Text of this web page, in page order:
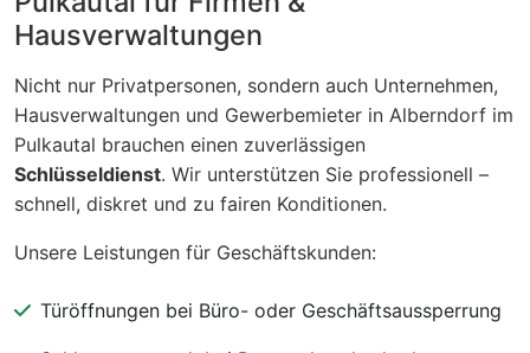
Hausverwaltungen
Nicht nur Privatpersonen, sondern auch Unternehmen,
Hausverwaltungen und Gewerbemieter in Alberndorf im
Pulkautal brauchen einen zuverlässigen
Schlüsseldienst. Wir unterstützen Sie professionell –
schnell, diskret und zu fairen Konditionen.
Unsere Leistungen für Geschäftskunden:
Türöffnungen bei Büro- oder Geschäftsaussperrung